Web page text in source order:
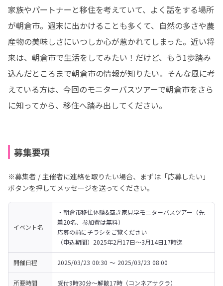
家族やパートナーと移住を考えていて、よく話をする場所
が朝倉市。週末に出かけることも多くて、自然の多さや農
産物の美味しさにいつしか心が惹かれてしまった。近い将
来は、朝倉市で生活をしてみたい！だけど、もう1歩踏み
込んだところまで朝倉市の情報が知りたい。そんな風に考
えている方は、今回のモニターバスツアーで朝倉市をさら
に知ってから、移住へ踏み出してください。
募集要項
※募集者 / 主催者に連絡を取りたい場合、まずは「応募したい」
ボタンを押してメッセージを送ってください。
イベント名
・朝倉市移住体験&空き家見学モニターバスツアー（先
着20名、参加費は無料）
応募の前にチラシをご覧ください
（申込期間）2025年2月17日〜3月14日17時迄
開催日程 2025/03/23 00:30 〜 2025/03/23 08:00
所要時間 受付9時30分〜解散17時（コンネアサクラ）